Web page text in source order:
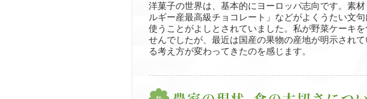
洋菓子の世界は、基本的にヨーロッパ志向です。素
ルギー産最高級チョコレート」などがよくうたい文
使うことがよしとされていました。私が野菜ケーキ
せんでしたが、最近は国産の果物の産地が明示され
る考え方が変わってきたのを感じます。